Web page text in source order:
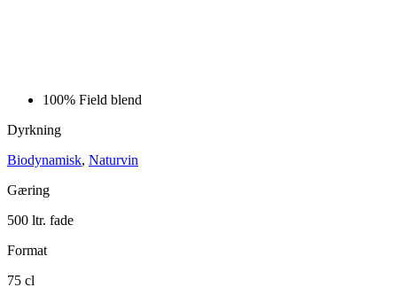
100% Field blend
Dyrkning
Biodynamisk, Naturvin
Gæring
500 ltr. fade
Format
75 cl